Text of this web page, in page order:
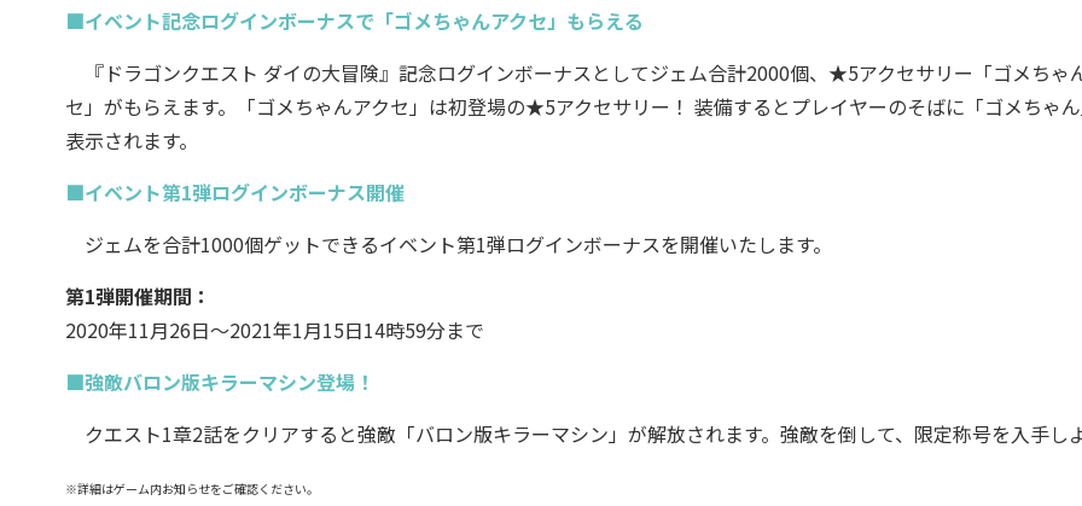
■イベント記念ログインボーナスで「ゴメちゃんアクセ」もらえる
『ドラゴンクエスト ダイの大冒険』記念ログインボーナスとしてジェム合計2000個、★5アクセサリー「ゴメちゃ
セ」がもらえます。「ゴメちゃんアクセ」は初登場の★5アクセサリー！ 装備するとプレイヤーのそばに「ゴメちゃ
表示されます。
■イベント第1弾ログインボーナス開催
ジェムを合計1000個ゲットできるイベント第1弾ログインボーナスを開催いたします。
第1弾開催期間：
2020年11月26日～2021年1月15日14時59分まで
■強敵バロン版キラーマシン登場！
クエスト1章2話をクリアすると強敵「バロン版キラーマシン」が解放されます。強敵を倒して、限定称号を入手しよ
※詳細はゲーム内お知らせをご確認ください。